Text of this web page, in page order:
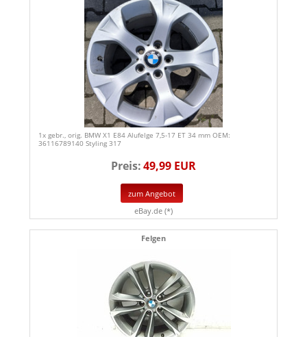
1x gebr., orig. BMW X1 E84 Alufelge 7,5-17 ET 34 mm OEM:
36116789140 Styling 317
Preis:49,99 EUR
zum Angebot
eBay.de (*)
Felgen